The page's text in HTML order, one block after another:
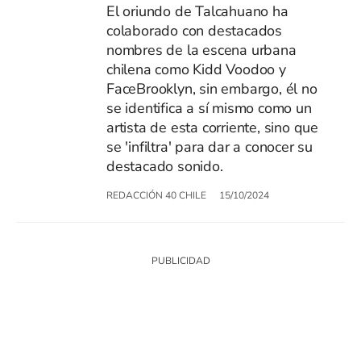
El oriundo de Talcahuano ha
colaborado con destacados
nombres de la escena urbana
chilena como Kidd Voodoo y
FaceBrooklyn, sin embargo, él no
se identifica a sí mismo como un
artista de esta corriente, sino que
se 'infiltra' para dar a conocer su
destacado sonido.
REDACCIÓN 40 CHILE 15/10/2024